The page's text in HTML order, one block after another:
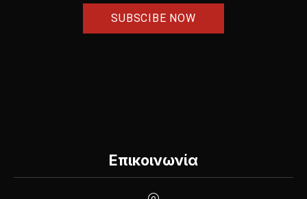
Επικοινωνία